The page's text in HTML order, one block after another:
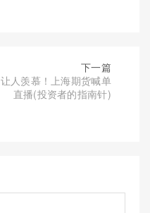
下一篇
让人羡慕！上海期货喊单
直播(投资者的指南针)